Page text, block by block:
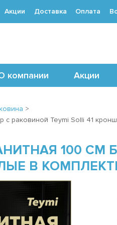
(495) 488-71-24
компании Акции
Акции Доставка Оплата
>
раковиной Teymi Solli 41
100 СМ
В КОМПЛЕКТЕ